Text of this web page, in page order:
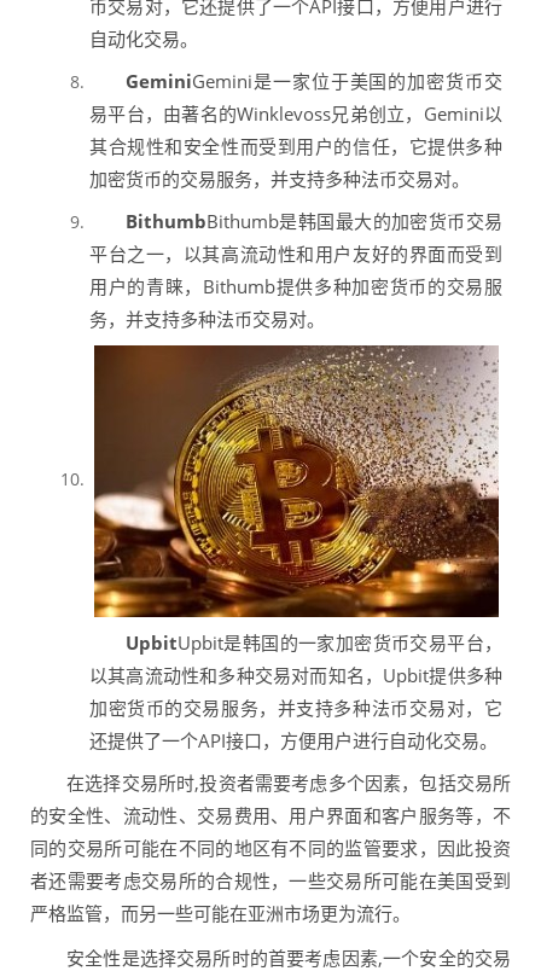
币交易对，它还提供了一个API接口，方便用户进行
自动化交易。
GeminiGemini是一家位于美国的加密货币交
易平台，由著名的Winklevoss兄弟创立，Gemini以
其合规性和安全性而受到用户的信任，它提供多种
加密货币的交易服务，并支持多种法币交易对。
BithumbBithumb是韩国最大的加密货币交易
平台之一，以其高流动性和用户友好的界面而受到
用户的青睐，Bithumb提供多种加密货币的交易服
务，并支持多种法币交易对。
UpbitUpbit是韩国的一家加密货币交易平台，
以其高流动性和多种交易对而知名，Upbit提供多种
加密货币的交易服务，并支持多种法币交易对，它
还提供了一个API接口，方便用户进行自动化交易。
在选择交易所时,投资者需要考虑多个因素，包括交易所
的安全性、流动性、交易费用、用户界面和客户服务等，不
同的交易所可能在不同的地区有不同的监管要求，因此投资
者还需要考虑交易所的合规性，一些交易所可能在美国受到
严格监管，而另一些可能在亚洲市场更为流行。
安全性是选择交易所时的首要考虑因素,一个安全的交易